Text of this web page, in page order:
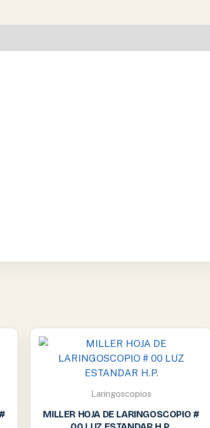
Laringoscopios
MILLER HOJA DE LARINGOSCOPIO #